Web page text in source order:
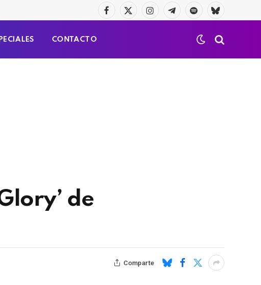
Facebook
X
InstagramTelegramaSpotifyBluesky
CONTACTO
de
Comparte